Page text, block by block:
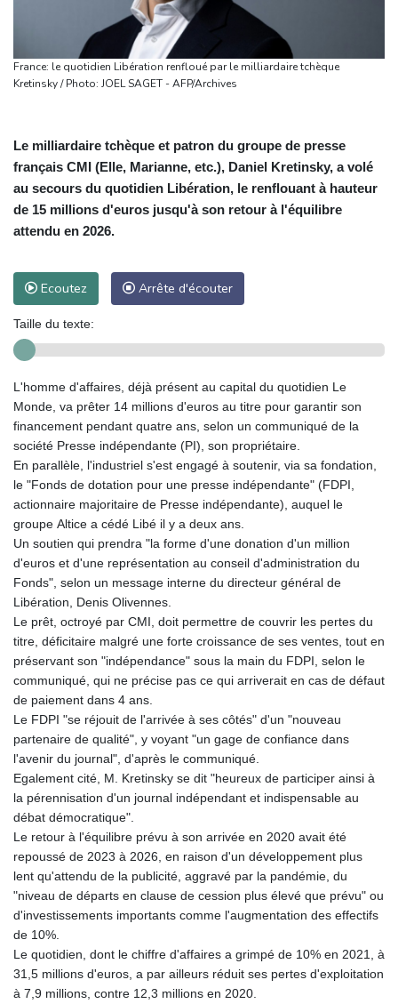
France: le quotidien Libération renfloué par le milliardaire tchèque
Kretinsky / Photo: JOEL SAGET - AFP/Archives
Le milliardaire tchèque et patron du groupe de presse
français CMI (Elle, Marianne, etc.), Daniel Kretinsky, a volé
au secours du quotidien Libération, le renflouant à hauteur
de 15 millions d'euros jusqu'à son retour à l'équilibre
attendu en 2026.
Ecoutez Arrête d'écouter
Taille du texte:
L'homme d'affaires, déjà présent au capital du quotidien Le
Monde, va prêter 14 millions d'euros au titre pour garantir son
financement pendant quatre ans, selon un communiqué de la
société Presse indépendante (PI), son propriétaire.
En parallèle, l'industriel s'est engagé à soutenir, via sa fondation,
le "Fonds de dotation pour une presse indépendante" (FDPI,
actionnaire majoritaire de Presse indépendante), auquel le
groupe Altice a cédé Libé il y a deux ans.
Un soutien qui prendra "la forme d'une donation d'un million
d'euros et d'une représentation au conseil d'administration du
Fonds", selon un message interne du directeur général de
Libération, Denis Olivennes.
Le prêt, octroyé par CMI, doit permettre de couvrir les pertes du
titre, déficitaire malgré une forte croissance de ses ventes, tout en
préservant son "indépendance" sous la main du FDPI, selon le
communiqué, qui ne précise pas ce qui arriverait en cas de défaut
de paiement dans 4 ans.
Le FDPI "se réjouit de l'arrivée à ses côtés" d'un "nouveau
partenaire de qualité", y voyant "un gage de confiance dans
l'avenir du journal", d'après le communiqué.
Egalement cité, M. Kretinsky se dit "heureux de participer ainsi à
la pérennisation d'un journal indépendant et indispensable au
débat démocratique".
Le retour à l'équilibre prévu à son arrivée en 2020 avait été
repoussé de 2023 à 2026, en raison d'un développement plus
lent qu'attendu de la publicité, aggravé par la pandémie, du
"niveau de départs en clause de cession plus élevé que prévu" ou
d'investissements importants comme l'augmentation des effectifs
de 10%.
Le quotidien, dont le chiffre d'affaires a grimpé de 10% en 2021, à
31,5 millions d'euros, a par ailleurs réduit ses pertes d'exploitation
à 7,9 millions, contre 12,3 millions en 2020.